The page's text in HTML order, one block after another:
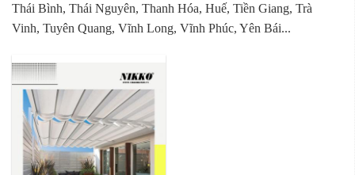
Thái Bình, Thái Nguyên, Thanh Hóa, Huế, Tiền Giang, Trà
Vinh, Tuyên Quang, Vĩnh Long, Vĩnh Phúc, Yên Bái...